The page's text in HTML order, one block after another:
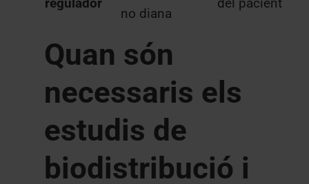
regulador
no diana
del pacient
Quan són
necessaris els
estudis de
biodistribució i